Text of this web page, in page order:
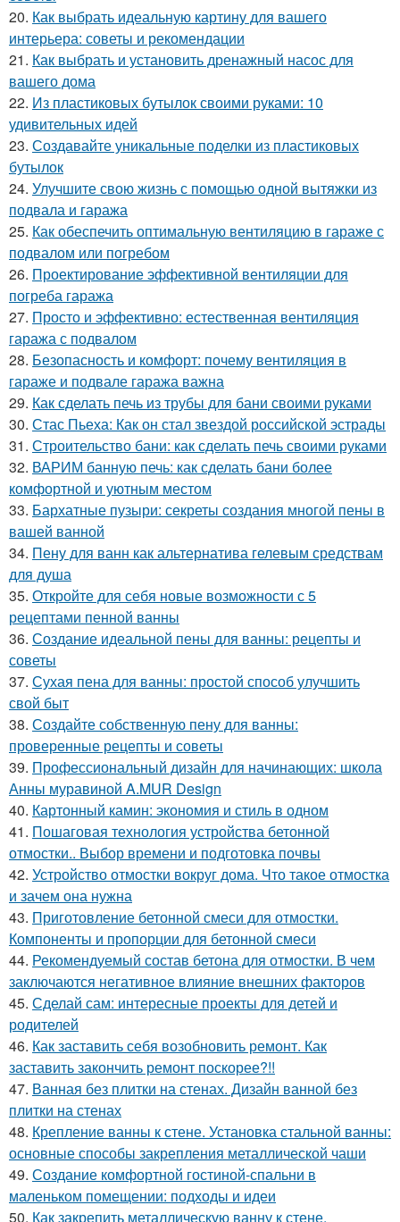
20. Как выбрать идеальную картину для вашего
интерьера: советы и рекомендации
21. Как выбрать и установить дренажный насос для
вашего дома
22. Из пластиковых бутылок своими руками: 10
удивительных идей
23. Создавайте уникальные поделки из пластиковых
бутылок
24. Улучшите свою жизнь с помощью одной вытяжки из
подвала и гаража
25. Как обеспечить оптимальную вентиляцию в гараже с
подвалом или погребом
26. Проектирование эффективной вентиляции для
погреба гаража
27. Просто и эффективно: естественная вентиляция
гаража с подвалом
28. Безопасность и комфорт: почему вентиляция в
гараже и подвале гаража важна
29. Как сделать печь из трубы для бани своими руками
30. Стас Пьеха: Как он стал звездой российской эстрады
31. Строительство бани: как сделать печь своими руками
32. ВАРИМ банную печь: как сделать бани более
комфортной и уютным местом
33. Бархатные пузыри: секреты создания многой пены в
вашей ванной
34. Пену для ванн как альтернатива гелевым средствам
для душа
35. Откройте для себя новые возможности с 5
рецептами пенной ванны
36. Создание идеальной пены для ванны: рецепты и
советы
37. Сухая пена для ванны: простой способ улучшить
свой быт
38. Создайте собственную пену для ванны:
проверенные рецепты и советы
39. Профессиональный дизайн для начинающих: школа
Анны муравиной A.MUR Design
40. Картонный камин: экономия и стиль в одном
41. Пошаговая технология устройства бетонной
отмостки.. Выбор времени и подготовка почвы
42. Устройство отмостки вокруг дома. Что такое отмостка
и зачем она нужна
43. Приготовление бетонной смеси для отмостки.
Компоненты и пропорции для бетонной смеси
44. Рекомендуемый состав бетона для отмостки. В чем
заключаются негативное влияние внешних факторов
45. Сделай сам: интересные проекты для детей и
родителей
46. Как заставить себя возобновить ремонт. Как
заставить закончить ремонт поскорее?!!
47. Ванная без плитки на стенах. Дизайн ванной без
плитки на стенах
48. Крепление ванны к стене. Установка стальной ванны:
основные способы закрепления металлической чаши
49. Создание комфортной гостиной-спальни в
маленьком помещении: подходы и идеи
50. Как закрепить металлическую ванну к стене.